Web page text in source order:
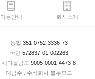
이용안내 회사소개
농협 351-0752-3336-73
국민 572837-01-002263
새마을금고 9005-0001-4473-8
예금주 : 주식회사 블루모드